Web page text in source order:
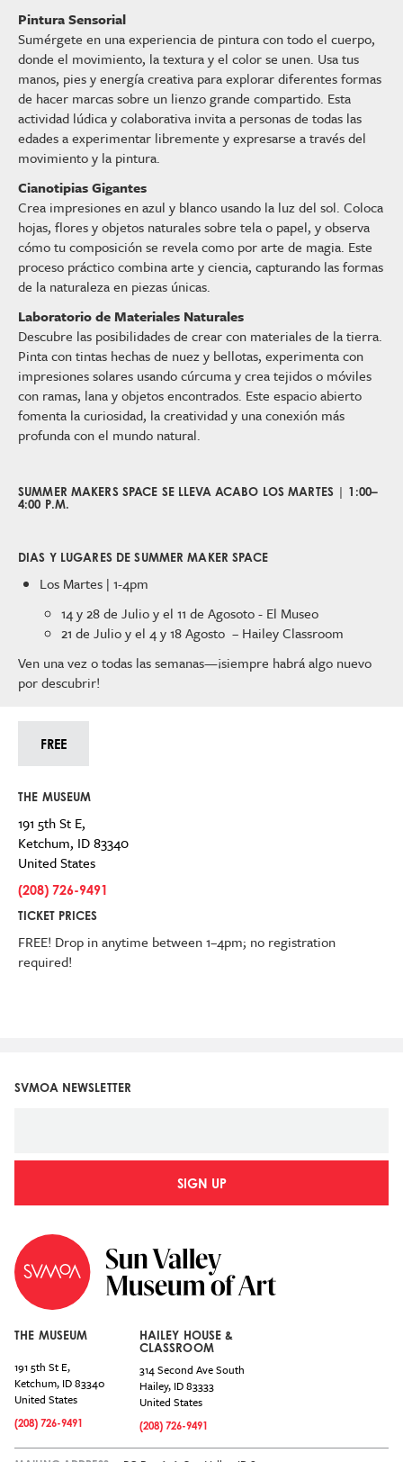
Pintura Sensorial
Sumérgete en una experiencia de pintura con todo el cuerpo,
donde el movimiento, la textura y el color se unen. Usa tus
manos, pies y energía creativa para explorar diferentes formas
de hacer marcas sobre un lienzo grande compartido. Esta
actividad lúdica y colaborativa invita a personas de todas las
edades a experimentar libremente y expresarse a través del
movimiento y la pintura.
Cianotipias Gigantes
Crea impresiones en azul y blanco usando la luz del sol. Coloca
hojas, flores y objetos naturales sobre tela o papel, y observa
cómo tu composición se revela como por arte de magia. Este
proceso práctico combina arte y ciencia, capturando las formas
de la naturaleza en piezas únicas.
Laboratorio de Materiales Naturales
Descubre las posibilidades de crear con materiales de la tierra.
Pinta con tintas hechas de nuez y bellotas, experimenta con
impresiones solares usando cúrcuma y crea tejidos o móviles
con ramas, lana y objetos encontrados. Este espacio abierto
fomenta la curiosidad, la creatividad y una conexión más
profunda con el mundo natural.
SUMMER MAKERS SPACE SE LLEVA ACABO LOS MARTES | 1:00–
4:00 P.M.
DIAS Y LUGARES DE SUMMER MAKER SPACE
Los Martes | 1-4pm
14 y 28 de Julio y el 11 de Agosoto - El Museo
21 de Julio y el 4 y 18 Agosto – Hailey Classroom
Ven una vez o todas las semanas—¡siempre habrá algo nuevo
por descubrir!
FREE
THE MUSEUM
191 5th St E,
Ketchum, ID83340
United States
(208) 726-9491
TICKET PRICES
FREE! Drop in anytime between 1–4pm; no registration
required!
SVMOA NEWSLETTER
SIGN UP
THE MUSEUM
191 5th St E,
Ketchum, ID83340
United States
(208) 726-9491
HAILEY HOUSE &
CLASSROOM
314 Second Ave South
Hailey, ID83333
United States
(208) 726-9491